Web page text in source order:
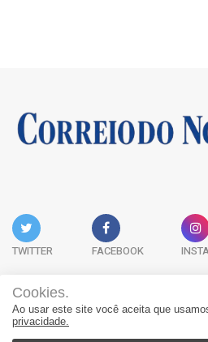
TWITTER FACEBOOK
Acervo Digital Fale
Cookies.
Ao usar este site você aceita que
privacidade.